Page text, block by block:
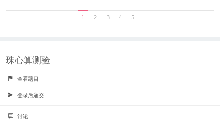
1 2 3 4 5
珠心算测验
查看题目
登录后递交
讨论